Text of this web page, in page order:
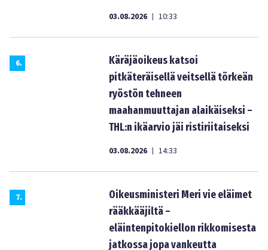
03.08.2026 | 10:33
6.
Käräjäoikeus katsoi
pitkäteräisellä veitsellä törkeän
ryöstön tehneen
maahanmuuttajan alaikäiseksi –
THL:n ikäarvio jäi ristiriitaiseksi
03.08.2026 | 14:33
7.
Oikeusministeri Meri vie eläimet
rääkkääjiltä –
eläintenpitokiellon rikkomisesta
jatkossa jopa vankeutta